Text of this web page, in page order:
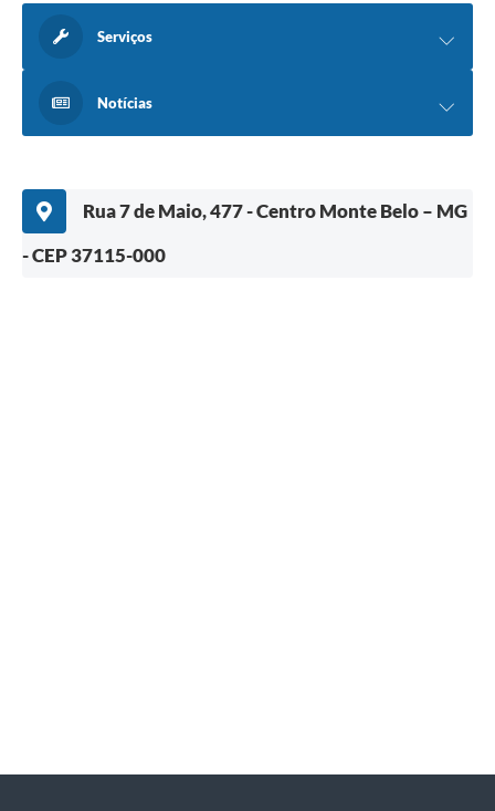
Serviços
Notícias
Rua 7 de Maio, 477 - Centro Monte Belo – MG
- CEP 37115-000